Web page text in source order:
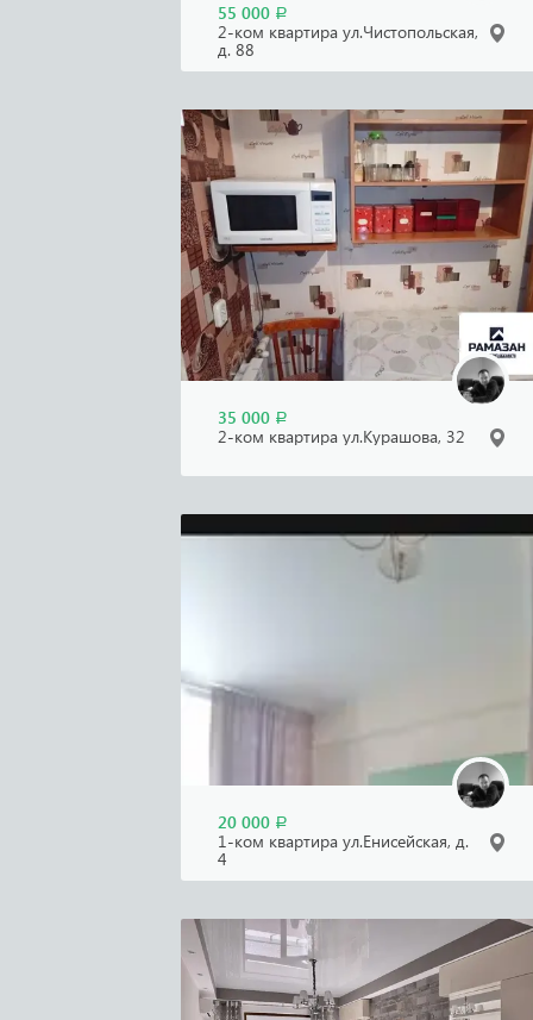
55 000 Р
2-ком квартира ул.Чистопольская,
д. 88
35 000 Р
2-ком квартира ул.Курашова, 32
20 000 Р
1-ком квартира ул.Енисейская, д.
4